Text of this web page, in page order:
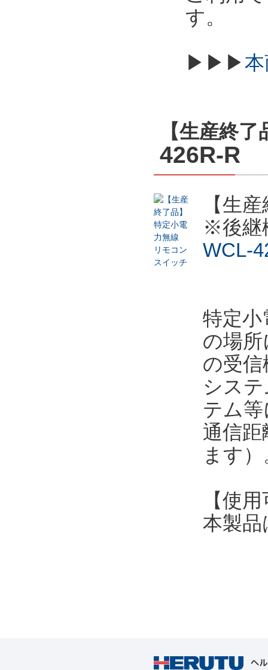
す。
▶▶▶
【生産終
426R-R
【生
※後継
WCL-
特定
の場
の受
シス
テム
通信
ます）
【使
本製